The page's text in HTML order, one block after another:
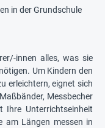
in der Grundschule
innen alles, was sie
Um Kindern den
erleichtern, eignet sich
Messbecher
Ihre Unterrichtseinheit
am Längen messen in